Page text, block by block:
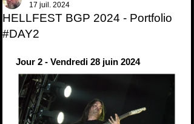
HELLFEST BGP 2024 - Portfolio
#DAY2
17 juil. 2024
Jour 2 - Vendredi 28 juin 2024